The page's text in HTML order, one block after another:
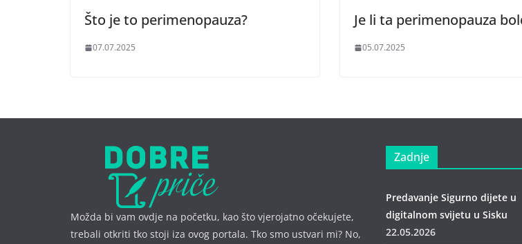
Što je to perimenopauza?
07.07.2025
Je li ta perimenopauza
05.07.2025
Možda bi vam ovdje na početku, kao što vjerojatno očekujete,
trebali otkriti tko stoji iza ovog portala. Tko smo ustvari mi? No,
Zadnje
Predavanje Sigurno dijete u
digitalnom svijetu u Sisku
22.05.2026